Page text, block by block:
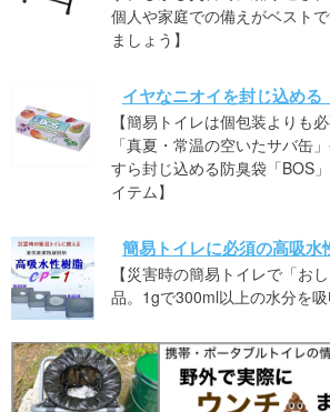
個人や家庭での備えがベスト
ましょう】
イヤなニオイを封じ込める
【簡易トイレは個包装よりも
「真夏・常温の空いたサバ缶
すら封じ込める防臭袋「BOS
イテム】
簡易トイレに必須の高吸水
【災害時の簡易トイレで「お
品。1gで300ml以上の水分を吸